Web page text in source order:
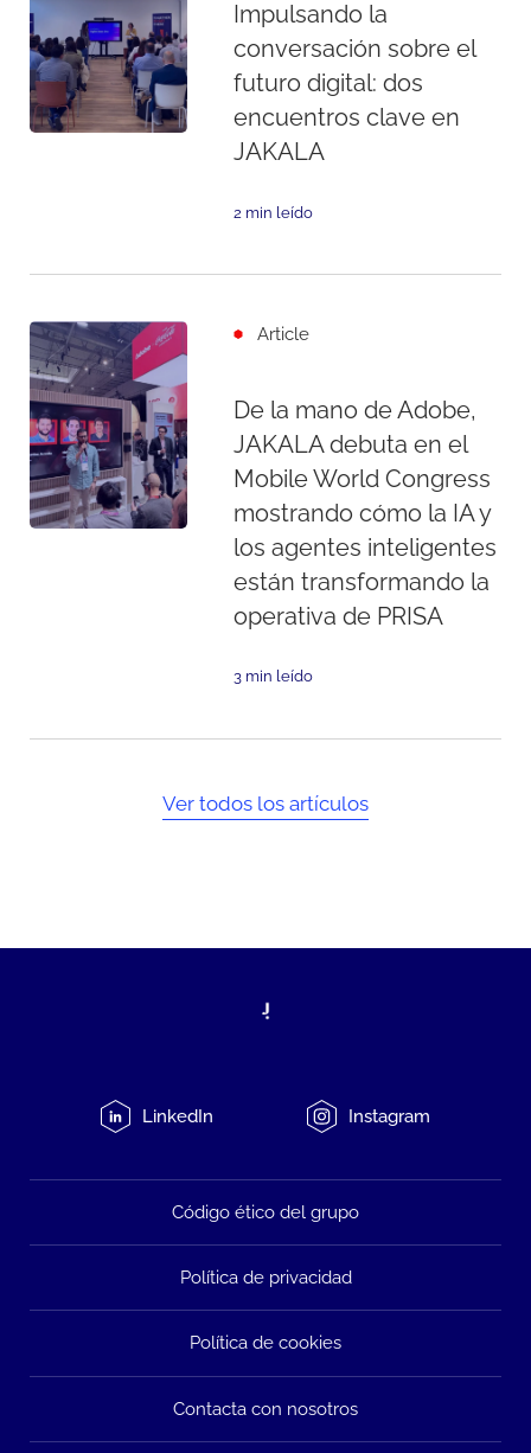
Impulsando la
conversación sobre el
futuro digital: dos
encuentros clave en
JAKALA
2 min leído
Article
De la mano de Adobe,
JAKALA debuta en el
Mobile World Congress
mostrando cómo la IA y
los agentes inteligentes
están transformando la
operativa de PRISA
3 min leído
Ver todos los artículos
LinkedIn Instagram
Código ético del grupo
Política de privacidad
Política de cookies
Contacta con nosotros